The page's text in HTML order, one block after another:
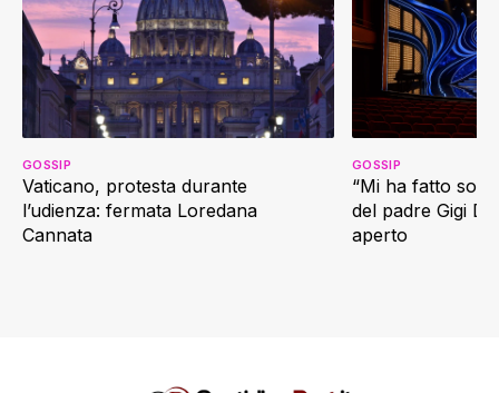
Vaticano, protesta durante
l’udienza: fermata Loredana
Cannata
GOSSIP
“Mi ha fatto
del padre Gigi
aperto
GOSSIP